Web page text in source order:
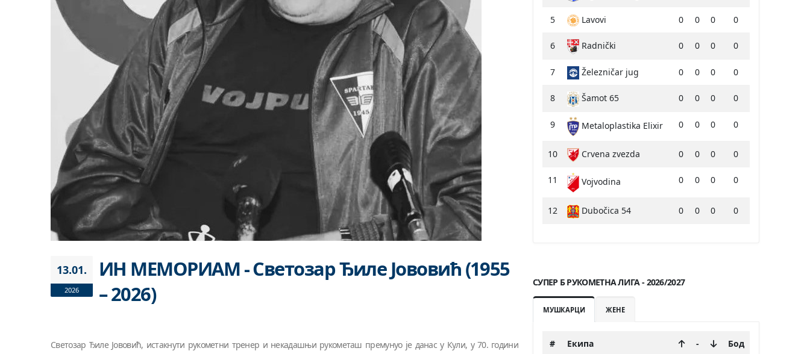
13.01.
2026
ИН МЕМОРИАМ - Светозар Ђиле Јововић (1955
– 2026)
Светозар Ђиле Јововић, истакнути рукометни тренер и некадашњи рукометаш премунуо је данас у Кули, у 70. години
5 Lavovi 0 0 0 0
6 Radnički 0 0 0 0
7 Železničar jug 0 0 0 0
8 Šamot 65 0 0 0 0
9 Metaloplastika Elixir 0 0 0 0
10 Crvena zvezda 0 0 0 0
11 Vojvodina 0 0 0 0
12 Dubočica 54 0 0 0 0
СУПЕР Б РУКОМЕТНА ЛИГА - 2026/2027
МУШКАРЦИ ЖЕНЕ
# Екипа - Бод